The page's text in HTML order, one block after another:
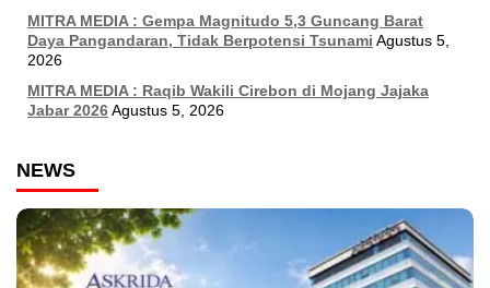
MITRA MEDIA : Gempa Magnitudo 5,3 Guncang Barat
Daya Pangandaran, Tidak Berpotensi Tsunami Agustus 5,
2026
MITRA MEDIA : Raqib Wakili Cirebon di Mojang Jajaka
Jabar 2026Agustus 5, 2026
NEWS